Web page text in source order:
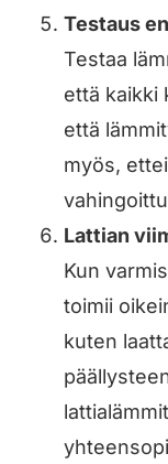
Testaus
Testaa
että kaikki
että
myös,
Lattian
Kun
toimii
kuten